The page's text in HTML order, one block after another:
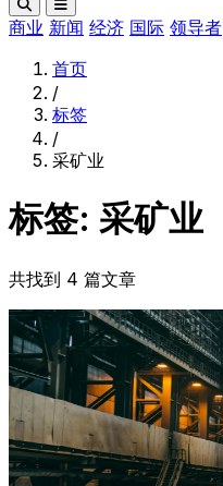
商业 新闻 经济 国际 领导者
首页
/
标签
/
采矿业
标签: 采矿业
共找到 4 篇文章